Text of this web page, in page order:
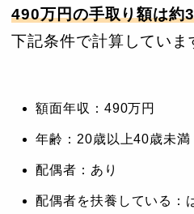
490万円の手取り額は約
下記条件で計算していま
額面年収：490万円
年齢：20歳以上40歳未満
配偶者：あり
配偶者を扶養している：